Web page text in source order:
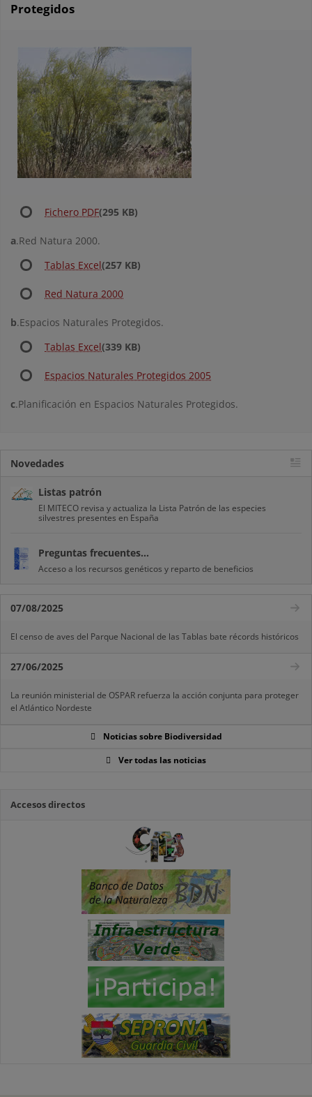
Protegidos
Fichero PDF(295 KB)
a.Red Natura 2000.
Tablas Excel(257 KB)
Red Natura 2000
b.Espacios Naturales Protegidos.
Tablas Excel(339 KB)
Espacios Naturales Protegidos 2005
c.Planificación en Espacios Naturales Protegidos.
Novedades
Listas patrón
El MITECO revisa y actualiza la Lista Patrón de las especies
silvestres presentes en España
Preguntas frecuentes...
Acceso a los recursos genéticos y reparto de beneficios
07/08/2025
El censo de aves del Parque Nacional de las Tablas bate récords históricos
27/06/2025
La reunión ministerial de OSPAR refuerza la acción conjunta para proteger
el Atlántico Nordeste
Noticias sobre Biodiversidad
Ver todas las noticias
Accesos directos